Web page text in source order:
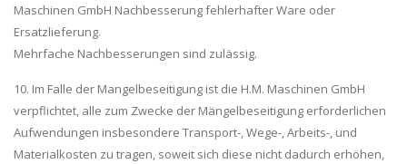
Maschinen GmbH Nachbesserung fehlerhafter Ware oder
Ersatzlieferung.
Mehrfache Nachbesserungen sind zulässig.
10. Im Falle der Mangelbeseitigung ist die H.M. Maschinen GmbH
verpflichtet, alle zum Zwecke der Mängelbeseitigung erforderlichen
Aufwendungen insbesondere Transport-, Wege-, Arbeits-, und
Materialkosten zu tragen, soweit sich diese nicht dadurch erhöhen,